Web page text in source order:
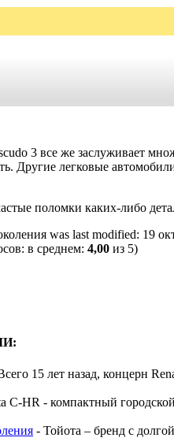
3 все же заслуживает
Другие легковые
поломки каких-либо
was last modified: 19
в среднем: 4,00 из 5)
15 лет назад, концерн
C-HR - компактный
- Тойота – бренд с